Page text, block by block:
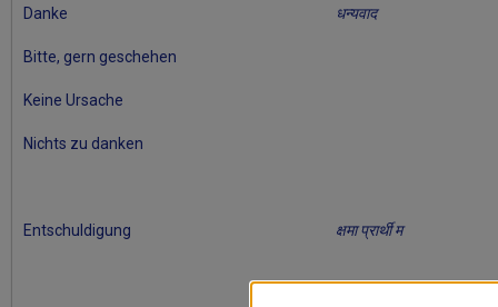
Danke धन्यवाद
Bitte, gern geschehen
Keine Ursache
Nichts zu danken
Entschuldigung क्षमा प्रार्थी म